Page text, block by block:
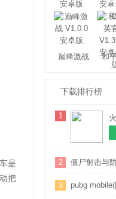
是
把
激战场
巅峰激战 和
下载排行榜
1
2 僵尸射击与
3 pubg